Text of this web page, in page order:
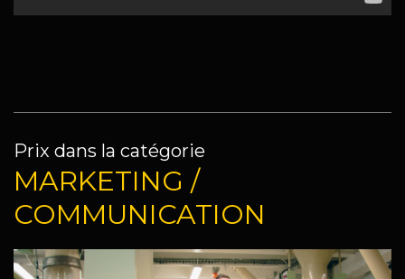
Prix dans la catégorie
MARKETING /
COMMUNICATION